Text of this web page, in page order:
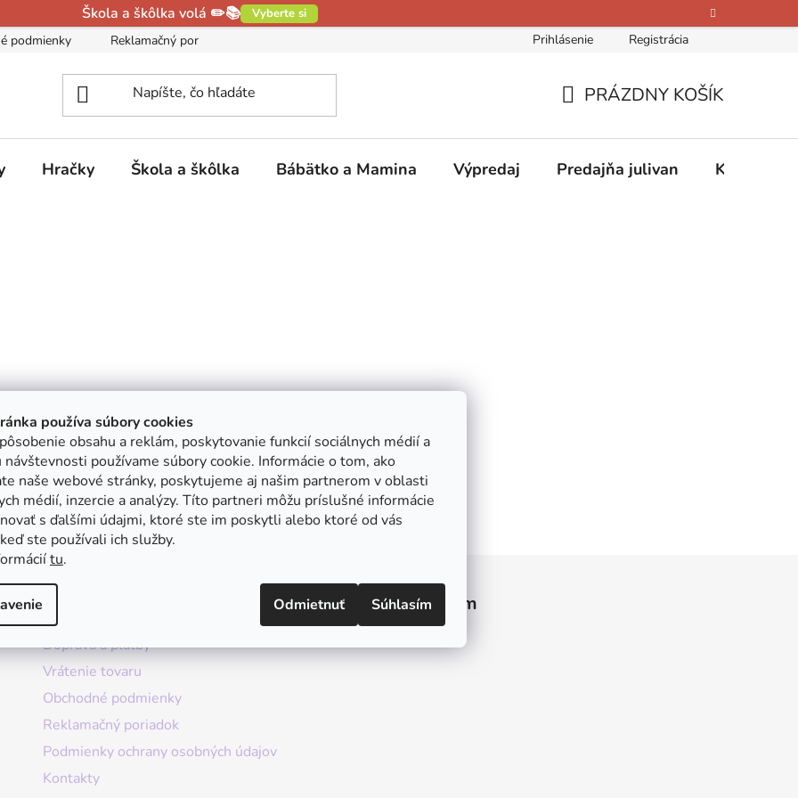
používa súbory cookies
obsahu a reklám, poskytovanie funkcií sociálnych médií a
návštevnosti používame súbory cookie. Informácie o tom, ako
naše webové stránky, poskytujeme aj našim partnerom v oblasti
médií, inzercie a analýzy. Títo partneri môžu príslušné informácie
s ďalšími údajmi, ktoré ste im poskytli alebo ktoré od vás
ste používali ich služby.
tu.
Odmietnuť Súhlasím
Škola a škôlka volá ✏️📚 Vyberte si
podmienky Reklamačný poriadok Kontakty O nás Hodnotenie obchodu
Prihlásenie Registrácia
KOŠÍK
PRÁZDNY KOŠÍK
Hračky Škola a škôlka Bábätko a Mamina Výpredaj Predajňa julivan Kontakty
Doprava a platby
Vrátenie tovaru
Obchodné podmienky
Reklamačný poriadok
Podmienky ochrany osobných údajov
Kontakty
Instagram